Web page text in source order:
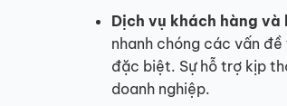
Dịch vụ khách hàng
nhanh chóng các vấn
đặc biệt. Sự hỗ trợ kịp
doanh nghiệp.